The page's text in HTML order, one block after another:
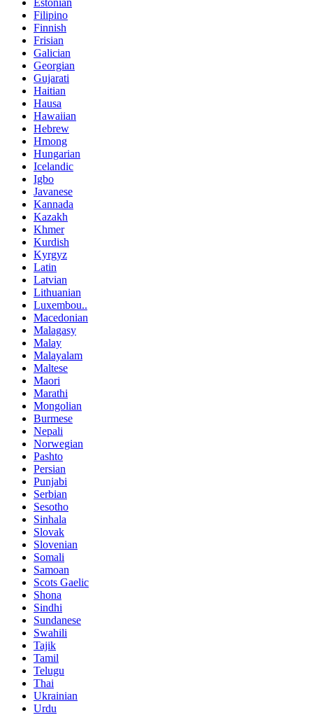
Filipino
Finnish
Frisian
Galician
Georgian
Gujarati
Haitian
Hausa
Hawaiian
Hebrew
Hmong
Hungarian
Icelandic
Igbo
Javanese
Kannada
Kazakh
Khmer
Kurdish
Kyrgyz
Latin
Latvian
Lithuanian
Luxembou..
Macedonian
Malagasy
Malay
Malayalam
Maltese
Maori
Marathi
Mongolian
Burmese
Nepali
Norwegian
Pashto
Persian
Punjabi
Serbian
Sesotho
Sinhala
Slovak
Slovenian
Somali
Samoan
Scots Gaelic
Shona
Sindhi
Sundanese
Swahili
Tajik
Tamil
Telugu
Thai
Ukrainian
Urdu